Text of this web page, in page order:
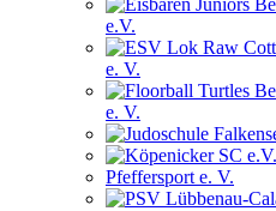
e.V.
e. V.
e. V.
Pfeffersport e. V.